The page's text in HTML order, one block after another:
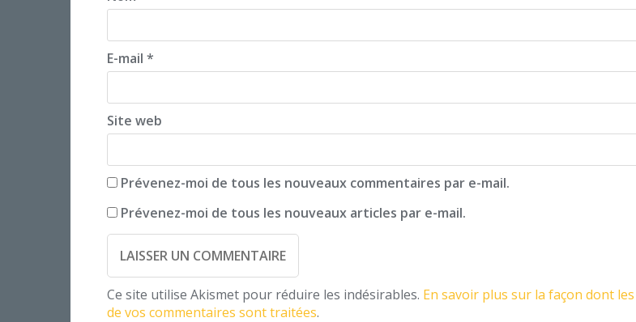
t
i
o
n
E-mail *
Site web
Prévenez-moi de tous les nouveaux commentaires par e-mail.
Prévenez-moi de tous les nouveaux articles par e-mail.
Ce site utilise Akismet pour réduire les indésirables. En savoir plus sur la façon dont
de vos commentaires sont traitées.